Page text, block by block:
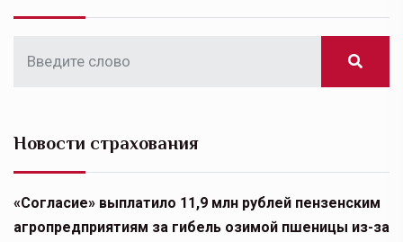
Новости страхования
«Согласие» выплатило 11,9 млн рублей пензенским
агропредприятиям за гибель озимой пшеницы из-за